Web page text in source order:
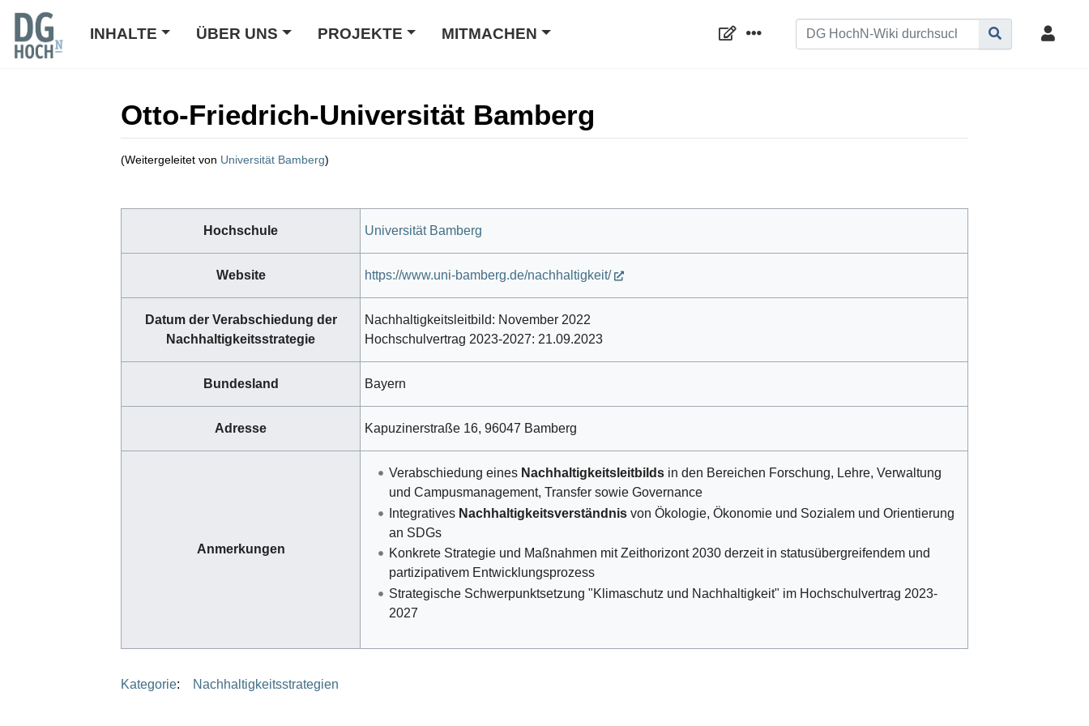
INHALTE ÜBER UNS PROJEKTE MITMACHEN
Otto-Friedrich-Universität Bamberg
(Weitergeleitet von Universität Bamberg)
Hochschule Universität Bamberg
Website https://www.uni-bamberg.de/nachhaltigkeit/
Datum der Verabschiedung der
Nachhaltigkeitsstrategie
Nachhaltigkeitsleitbild: November 2022
Hochschulvertrag 2023-2027: 21.09.2023
Bundesland Bayern
Adresse Kapuzinerstraße 16, 96047 Bamberg
Anmerkungen
Verabschiedung eines Nachhaltigkeitsleitbildsin den Bereichen Forschung, Lehre, Verwaltung
und Campusmanagement, Transfer sowie Governance
Integratives Nachhaltigkeitsverständnisvon Ökologie, Ökonomie und Sozialem und Orientierung
an SDGs
Konkrete Strategie und Maßnahmen mit Zeithorizont 2030 derzeit in statusübergreifendem und
partizipativem Entwicklungsprozess
Strategische Schwerpunktsetzung "Klimaschutz und Nachhaltigkeit" im Hochschulvertrag 2023-
2027
Kategorie: Nachhaltigkeitsstrategien